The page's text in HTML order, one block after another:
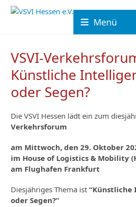
Skip
Menü
VSVI-
Künstliche
oder Segen?
Die VSVI Hessen lädt ein zum
Verkehrsforum
am Mittwoch, den 29. Oktober
im House of Logistics & Mobility
am Flughafen Frankfurt
Diesjähriges Thema ist“Künstliche
oder Segen?”